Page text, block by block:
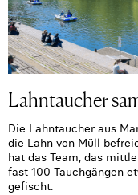
Lahntaucher
Die Lahntaucher aus
die Lahn von Müll
hat das Team, das
fast 100 Tauchgängen
gefischt.